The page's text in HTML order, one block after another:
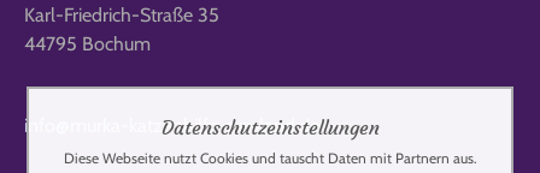
Karl-Friedrich-Straße 35
44795 Bochum
info@murka-katzenhilfe-russland.de
Datenschutzeinstellungen
Diese Webseite nutzt Cookies und tauscht Daten mit Partnern aus.